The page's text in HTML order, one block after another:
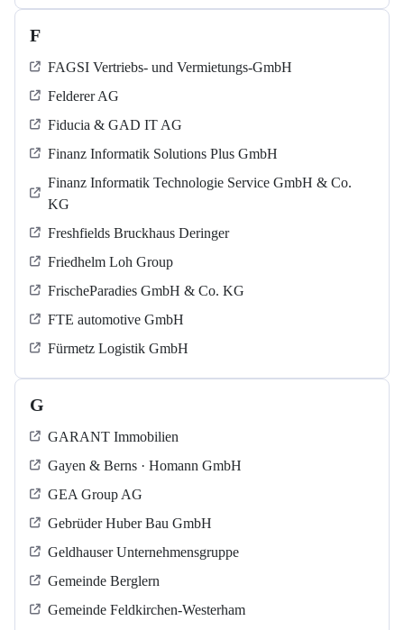
F
FAGSI Vertriebs- und Vermietungs-GmbH
Felderer AG
Fiducia & GAD IT AG
Finanz Informatik Solutions Plus GmbH
Finanz Informatik Technologie Service GmbH & Co.
KG
Freshfields Bruckhaus Deringer
Friedhelm Loh Group
FrischeParadies GmbH & Co. KG
FTE automotive GmbH
Fürmetz Logistik GmbH
G
GARANT Immobilien
Gayen & Berns · Homann GmbH
GEA Group AG
Gebrüder Huber Bau GmbH
Geldhauser Unternehmensgruppe
Gemeinde Berglern
Gemeinde Feldkirchen-Westerham